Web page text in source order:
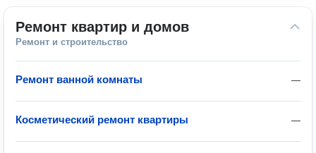
Ремонт квартир и домов
Ремонт и строительство
—
Ремонт ванной комнаты
—
Косметический ремонт квартиры